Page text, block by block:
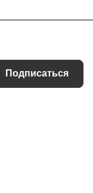
Подписаться